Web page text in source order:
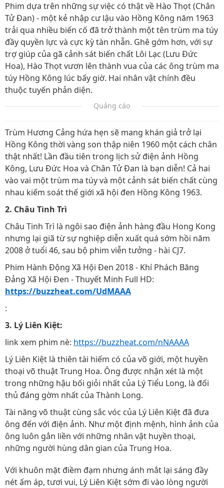
Phim dựa trên những sự việc có thật về Hào Thọt (Chân
Tử Đan) - một kẻ nhập cư lậu vào Hồng Kông năm 1963
trải qua nhiều biến cố đã trở thành một tên trùm ma túy
đầy quyền lực và cực kỳ tàn nhẫn. Ghê gớm hơn, với sự
trợ giúp của gã cảnh sát biến chất Lôi Lạc (Lưu Đức
Hoa), Hào Thọt vươn lên thành vua của các ông trùm ma
túy Hồng Kông lúc bấy giờ. Hai nhân vật chính đều
thuộc tuyến phản diện.
Quảng cáo
Trùm Hương Cảng hứa hẹn sẽ mang khán giả trở lại
Hồng Kông thời vàng son thập niên 1960 một cách chân
thật nhất! Lần đầu tiên trong lịch sử điện ảnh Hồng
Kông, Lưu Đức Hoa và Chân Tử Đan là bạn diễn! Cả hai
vào vai một trùm ma túy và một cảnh sát biến chất cùng
nhau kiếm soát thế giới xã hội đen Hồng Kông 1963.
2. Châu Tinh Trì
Châu Tinh Trì là ngôi sao điện ảnh hàng đầu Hong Kong
nhưng lại giã từ sự nghiệp diễn xuất quá sớm hồi năm
2008 ở tuổi 46, sau bộ phim viễn tưởng - hài CJ7.
Phim Hành Động Xã Hội Đen 2018 - Khí Phách Băng
Đảng Xã Hội Đen - Thuyết Minh Full HD:
https://buzzheat.com/UdMAAA
:
3. Lý Liên Kiệt:
link xem phim nè: https://buzzheat.com/nNAAAA
Lý Liên Kiệt là thiên tài hiếm có của võ giới, một huyền
thoại võ thuật Trung Hoa. Ông được nhận xét là một
trong những hậu bối giỏi nhất của Lý Tiểu Long, là đối
thủ đáng gờm nhất của Thành Long.
Tài năng võ thuật cùng sắc vóc của Lý Liên Kiệt đã đưa
ông đến với điện ảnh. Như một định mệnh, hình ảnh của
ông luôn gắn liền với những nhân vật huyền thoại,
những người hùng dân gian của Trung Hoa.
Với khuôn mặt điềm đạm nhưng ánh mắt lại sáng đầy
nét ấm áp, tươi vui, Lý Liên Kiệt sớm đi vào lòng người